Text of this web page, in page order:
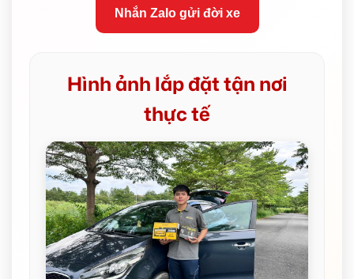
Nhắn Zalo gửi đời xe
Hình ảnh lắp đặt tận nơi
thực tế